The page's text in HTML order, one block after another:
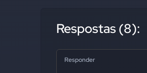
Respostas (8):
Responder